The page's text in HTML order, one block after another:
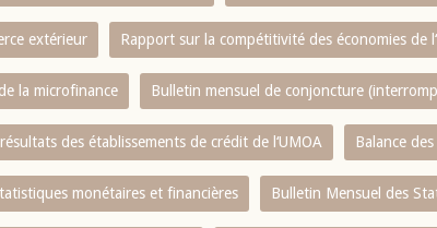
extérieur Rapport sur la compétitivité des économies de
la microfinance Bulletin mensuel de conjoncture
des établissements de crédit de l‘UMOA Balance
monétaires et financières Bulletin Mensuel des